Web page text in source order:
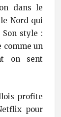
dans le
Nord qui
Son style :
comme un
on sent
profite
pour